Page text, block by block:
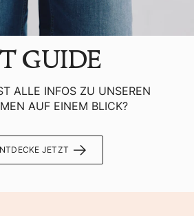
GUIDE
ALLE INFOS ZU UNSEREN
AUF EINEM BLICK?
JETZT